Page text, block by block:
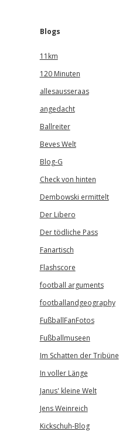
Blogs
11km
120 Minuten
allesausseraas
angedacht
Ballreiter
Beves Welt
Blog-G
Check von hinten
Dembowski ermittelt
Der Libero
Der tödliche Pass
Fanartisch
Flashscore
football arguments
footballandgeography
FußballFanFotos
Fußballmuseen
Im Schatten der Tribüne
In voller Länge
Janus' kleine Welt
Jens Weinreich
Kickschuh-Blog